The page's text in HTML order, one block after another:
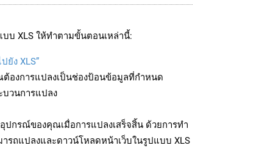
บบ XLS ให้ทำตามขั้นตอนเหล่านี้:
ยัง XLS”
องการแปลงเป็นช่องป้อนข้อมูลที่กำหนด
บวนการแปลง
ปกรณ์ของคุณเมื่อการแปลงเสร็จสิ้น ด้วยการทำ
รถแปลงและดาวน์โหลดหน้าเว็บในรูปแบบ XLS